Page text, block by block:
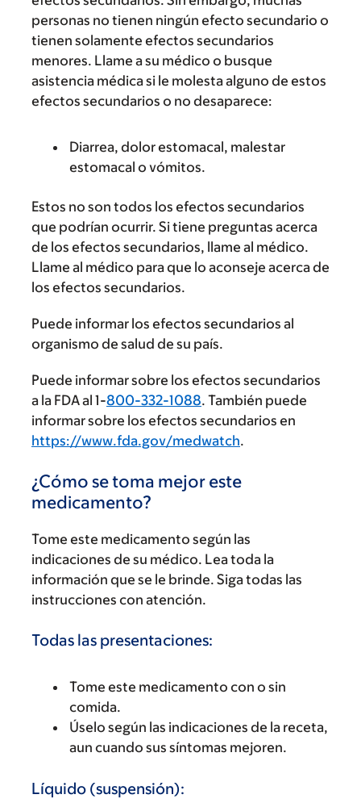
personas no tienen ningún efecto secundario o
tienen solamente efectos secundarios
menores. Llame a su médico o busque
asistencia médica si le molesta alguno de estos
efectos secundarios o no desaparece:
Diarrea, dolor estomacal, malestar
estomacal o vómitos.
Estos no son todos los efectos secundarios
que podrían ocurrir. Si tiene preguntas acerca
de los efectos secundarios, llame al médico.
Llame al médico para que lo aconseje acerca de
los efectos secundarios.
Puede informar los efectos secundarios al
organismo de salud de su país.
Puede informar sobre los efectos secundarios
a la FDA al 1-800-332-1088. También puede
informar sobre los efectos secundarios en
https://www.fda.gov/medwatch.
¿Cómo se toma mejor este
medicamento?
Tome este medicamento según las
indicaciones de su médico. Lea toda la
información que se le brinde. Siga todas las
instrucciones con atención.
Todas las presentaciones:
Tome este medicamento con o sin
comida.
Úselo según las indicaciones de la receta,
aun cuando sus síntomas mejoren.
Líquido (suspensión):